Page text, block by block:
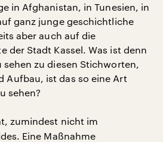
in Afghanistan, in Tunesien, in
ganz junge geschichtliche
aber auch auf die
der Stadt Kassel. Was ist denn
sehen zu diesen Stichworten,
Aufbau, ist das so eine Art
sehen?
zumindest nicht im
Eine Maßnahme